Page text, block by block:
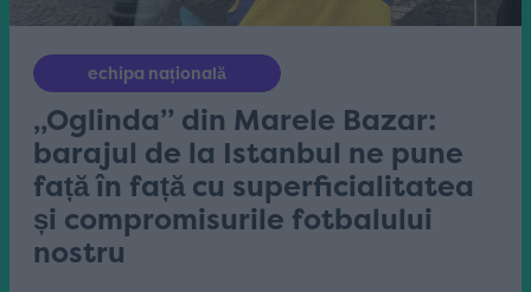
echipa națională
„Oglinda” din Marele Bazar:
barajul de la Istanbul ne pune
față în față cu superficialitatea
și compromisurile fotbalului
nostru